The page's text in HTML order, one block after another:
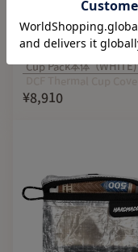
ド）DCF Cup Pack
CUPNOULTRA
HARD MADE
Cup Pack本体（GREY)
Cup Pack本体（WHITE)
¥8,910